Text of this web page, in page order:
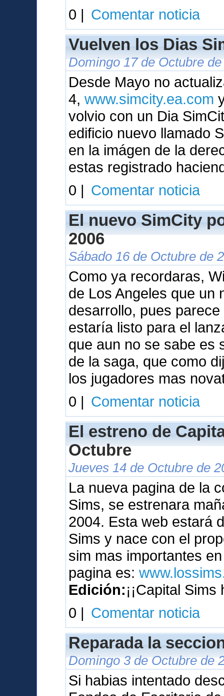
0 | Comentar noticia
Vuelven los Dias
Domingo 17 de Octubre
Desde Mayo no
4,www.simcity.ea.com
volvio con un Dia
edificio nuevo llamado
en la imágen de la
estas registrado
0 | Comentar noticia
El nuevo SimCity
2006
Sábado 16 de Octubre de
Como ya recordaras,
de Los Angeles que un
desarrollo, pues
estaría listo para el
que aun no se sabe es
de la saga, que como
los jugadores mas
0 | Comentar noticia
El estreno de
Octubre
Jueves 14 de Octubre de
La nueva pagina de la
Sims, se estrenara
2004. Esta web estará
Sims y nace con el
sim mas importantes
pagina es:
Edición:¡¡Capital
0 | Comentar noticia
Reparada la
Domingo 3 de Octubre de
Si habias intentado